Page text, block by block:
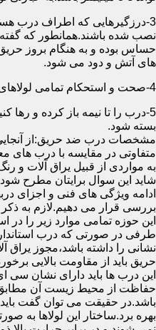
3-درزگیرهایی که اطراف درب
نصب شده باشند.همانطور که
حساس بوده و به هنگام بروز
های آتش و دود می شود.
4-صحت و استحکام تمامی لولاهای درب بررسی شود.
5-درب را تا نیمه باز کرده و رها
بسته شود.
مشخصات درب ضد حریق:از
متفاوتی در مقایسه با درب
به مواردی از قبیل یراق آلات
شاید این سوال برایتان مطرح شود
ادامه ویژگی های فنی و اجزای
بررسی قرار می دهیم.لازم به ذکر
این حوزه تمامی موارد زیر را در
طرفی در صورتی که درب
نشانی را داشته باشد،مجوز
حریق باید از مقاومت بالایی
حفاظت از محیط زیست آن مطابق
باشد.در حقیقت می توان گفت
بهره برد.ساختار این لولاها